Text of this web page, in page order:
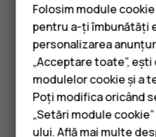
Telefoane
Înainte de a lansa o
sau asigurați-vă că bateria
energie și conectați-vă la o
pachetele de actualizare
date mobile.
Folosim module
pentru a-ți îmbunătăți
personalizarea
„Acceptare toate”,
modulelor cookie și a
Poți modifica oricând
„Setări module
ului. Află mai multe